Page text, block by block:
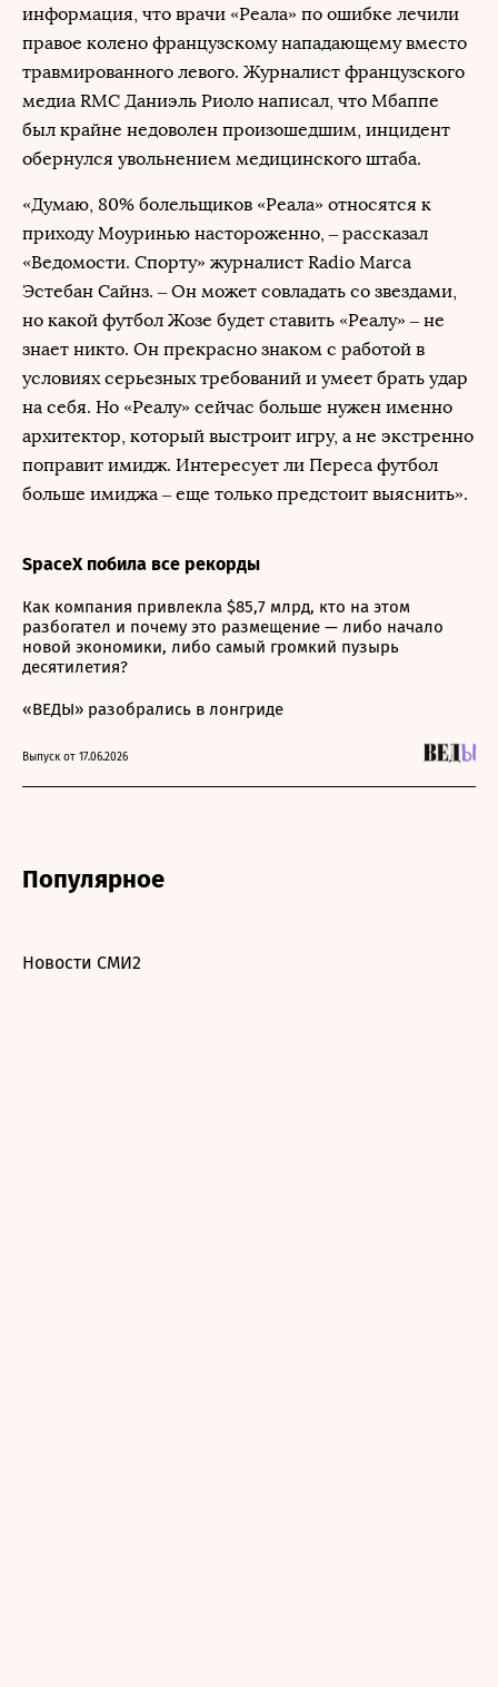
информация, что врачи «Реала» по ошибке лечили
правое колено французскому нападающему вместо
травмированного левого. Журналист французского
медиа RMC Даниэль Риоло написал, что Мбаппе
был крайне недоволен произошедшим, инцидент
обернулся увольнением медицинского штаба.
«Думаю, 80% болельщиков «Реала» относятся к
приходу Моуринью настороженно, – рассказал
«Ведомости. Спорту» журналист Radio Marca
Эстебан Сайнз. – Он может совладать со звездами,
но какой футбол Жозе будет ставить «Реалу» – не
знает никто. Он прекрасно знаком с работой в
условиях серьезных требований и умеет брать удар
на себя. Но «Реалу» сейчас больше нужен именно
архитектор, который выстроит игру, а не экстренно
поправит имидж. Интересует ли Переса футбол
больше имиджа – еще только предстоит выяснить».
SpaceX побила все рекорды
Как компания привлекла $85,7 млрд, кто на этом
разбогател и почему это размещение — либо начало
новой экономики, либо самый громкий пузырь
десятилетия?
«ВЕДЫ» разобрались в лонгриде
Выпуск от 17.06.2026
Популярное
Новости СМИ2